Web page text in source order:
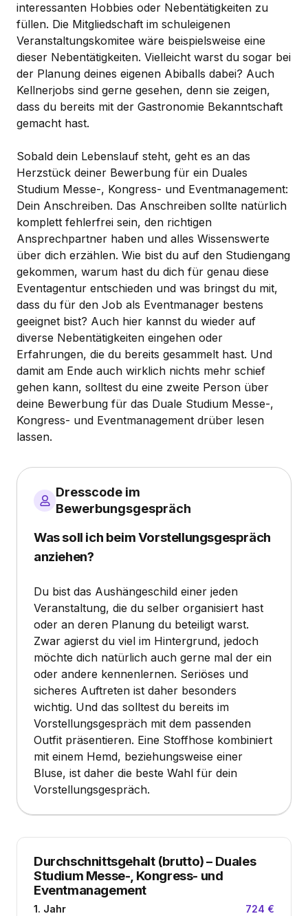
interessanten Hobbies oder Nebentätigkeiten zu
füllen. Die Mitgliedschaft im schuleigenen
Veranstaltungskomitee wäre beispielsweise eine
dieser Nebentätigkeiten. Vielleicht warst du sogar bei
der Planung deines eigenen Abiballs dabei? Auch
Kellnerjobs sind gerne gesehen, denn sie zeigen,
dass du bereits mit der Gastronomie Bekanntschaft
gemacht hast.
Sobald dein Lebenslauf steht, geht es an das
Herzstück deiner Bewerbung für ein Duales
Studium Messe-, Kongress- und Eventmanagement:
Dein Anschreiben. Das Anschreiben sollte natürlich
komplett fehlerfrei sein, den richtigen
Ansprechpartner haben und alles Wissenswerte
über dich erzählen. Wie bist du auf den Studiengang
gekommen, warum hast du dich für genau diese
Eventagentur entschieden und was bringst du mit,
dass du für den Job als Eventmanager bestens
geeignet bist? Auch hier kannst du wieder auf
diverse Nebentätigkeiten eingehen oder
Erfahrungen, die du bereits gesammelt hast. Und
damit am Ende auch wirklich nichts mehr schief
gehen kann, solltest du eine zweite Person über
deine Bewerbung für das Duale Studium Messe-,
Kongress- und Eventmanagement drüber lesen
lassen.
Dresscode im
Bewerbungsgespräch
Was soll ich beim Vorstellungsgespräch
anziehen?
Du bist das Aushängeschild einer jeden
Veranstaltung, die du selber organisiert hast
oder an deren Planung du beteiligt warst.
Zwar agierst du viel im Hintergrund, jedoch
möchte dich natürlich auch gerne mal der ein
oder andere kennenlernen. Seriöses und
sicheres Auftreten ist daher besonders
wichtig. Und das solltest du bereits im
Vorstellungsgespräch mit dem passenden
Outfit präsentieren. Eine Stoffhose kombiniert
mit einem Hemd, beziehungsweise einer
Bluse, ist daher die beste Wahl für dein
Vorstellungsgespräch.
Durchschnittsgehalt (brutto)– Duales
Studium Messe-, Kongress- und
Eventmanagement
1. Jahr 724 €